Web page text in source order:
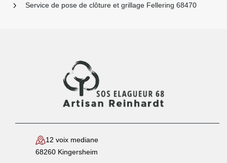
Service de pose de clôture et grillage Fellering 68470
12 voix mediane
68260 Kingersheim